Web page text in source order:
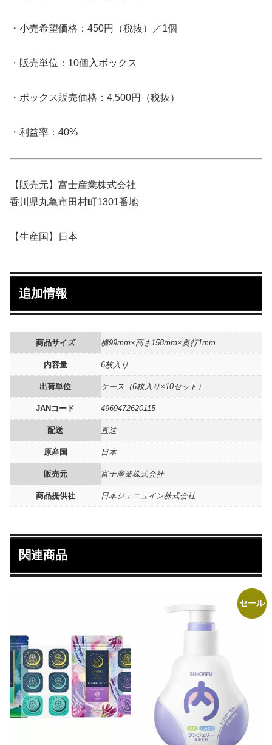
・小売希望価格：450円（税抜）／1個
・販売単位：10個入ボックス
・ボックス販売価格：4,500円（税抜）
・利益率：40%
【販売元】富士産業株式会社
香川県丸亀市田村町1301番地
【生産国】日本
追加情報
商品サイズ 横99mm×高さ158mm×奥行1mm
内容量 6枚入り
出荷単位 ケース（6枚入り×10セット）
JANコード 4969472620115
配送 直送
原産国 日本
販売元 富士産業株式会社
商品提供社 日本ジェニュイン株式会社
関連商品
セール